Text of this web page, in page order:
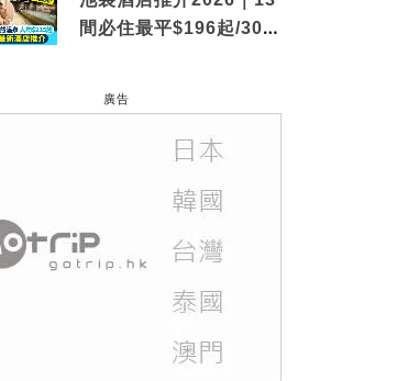
間必住最平$196起/30秒
廣告